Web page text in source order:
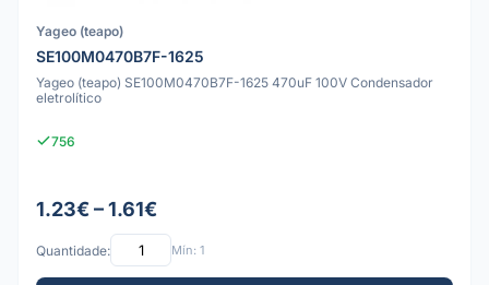
Yageo (teapo)
SE100M0470B7F-1625
Yageo (teapo) SE100M0470B7F-1625 470uF 100V Condensador
eletrolítico
756
1.23€ – 1.61€
Quantidade: Mín: 1